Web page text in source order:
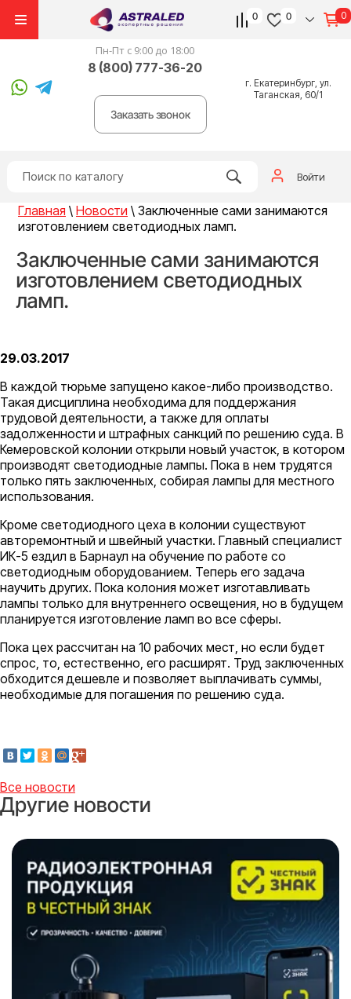
0 0 0
г. Екатеринбург, ул.
Таганская, 60/1
Пн-Пт с 9:00 до 18:00
8 (800) 777-36-20
Заказать звонок
Войти
Главная \ Новости \ Заключенные сами занимаются
изготовлением светодиодных ламп.
Заключенные сами занимаются
изготовлением светодиодных
ламп.
29.03.2017
В каждой тюрьме запущено какое-либо производство.
Такая дисциплина необходима для поддержания
трудовой деятельности, а также для оплаты
задолженности и штрафных санкций по решению суда. В
Кемеровской колонии открыли новый участок, в котором
производят светодиодные лампы. Пока в нем трудятся
только пять заключенных, собирая лампы для местного
использования.
Кроме светодиодного цеха в колонии существуют
авторемонтный и швейный участки. Главный специалист
ИК-5 ездил в Барнаул на обучение по работе со
светодиодным оборудованием. Теперь его задача
научить других. Пока колония может изготавливать
лампы только для внутреннего освещения, но в будущем
планируется изготовление ламп во все сферы.
Пока цех рассчитан на 10 рабочих мест, но если будет
спрос, то, естественно, его расширят. Труд заключенных
обходится дешевле и позволяет выплачивать суммы,
необходимые для погашения по решению суда.
Все новости
Другие новости